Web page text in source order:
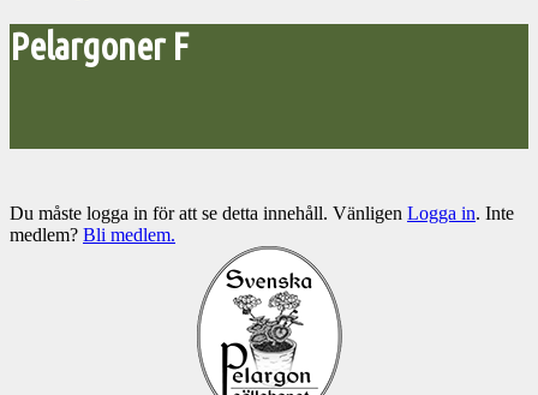
Pelargoner F
Du måste logga in för att se detta innehåll. Vänligen Logga in. Inte
medlem? Bli medlem.
Pelargonsällskapets